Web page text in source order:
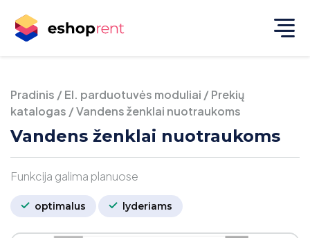
Pradinis /El. parduotuvės moduliai /Prekių
katalogas /Vandens ženklai nuotraukoms
Vandens ženklai nuotraukoms
Funkcija galima planuose
optimalus lyderiams